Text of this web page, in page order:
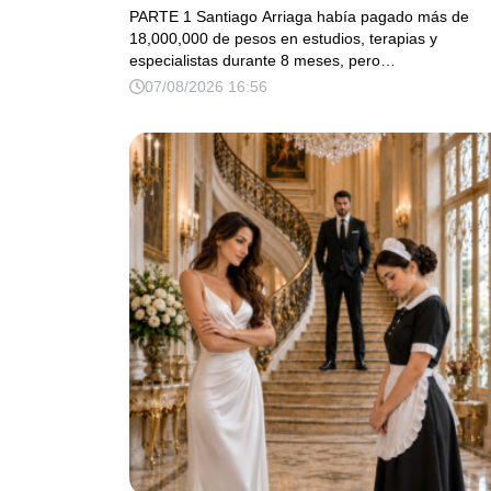
su casa descubrió la verdad que nadie
quiso escuchar.
PARTE 1 Santiago Arriaga había pagado más de
18,000,000 de pesos en estudios, terapias y
especialistas durante 8 meses, pero…
07/08/2026 16:56